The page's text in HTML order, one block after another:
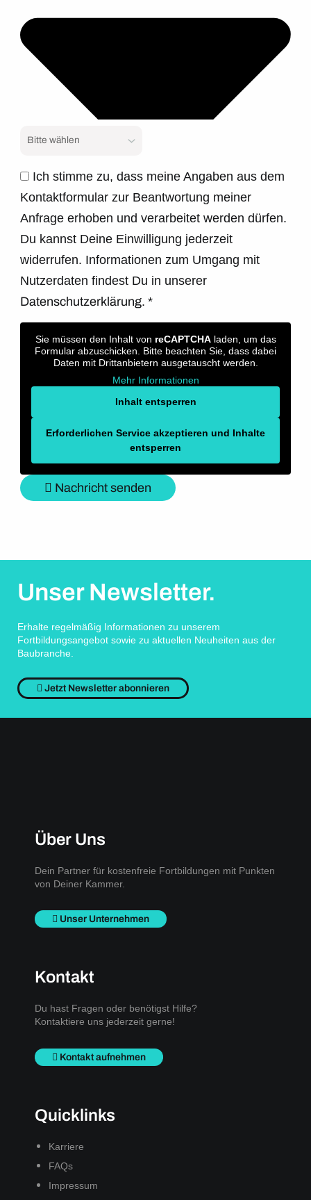
Ich stimme zu, dass meine Angaben aus dem
Kontaktformular zur Beantwortung meiner
Anfrage erhoben und verarbeitet werden dürfen.
Du kannst Deine Einwilligung jederzeit
widerrufen. Informationen zum Umgang mit
Nutzerdaten findest Du in unserer
Datenschutzerklärung.*
Sie müssen den Inhalt von reCAPTCHAladen, um das
Formular abzuschicken. Bitte beachten Sie, dass dabei
Daten mit Drittanbietern ausgetauscht werden.
Mehr Informationen
Inhalt entsperren
Erforderlichen Service akzeptieren und Inhalte
entsperren
Nachricht senden
Unser Newsletter.
Erhalte regelmäßig Informationen zu unserem
Fortbildungsangebot sowie zu aktuellen Neuheiten aus der
Baubranche.
Jetzt Newsletter abonnieren
Über Uns
Dein Partner für kostenfreie Fortbildungen mit Punkten
von Deiner Kammer.
Unser Unternehmen
Kontakt
Du hast Fragen oder benötigst Hilfe?
Kontaktiere uns jederzeit gerne!
Kontakt aufnehmen
Quicklinks
Karriere
FAQs
Impressum